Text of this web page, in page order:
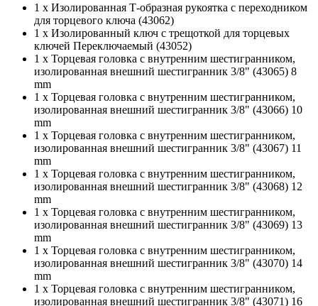
1 x Изолированная Т-образная рукоятка с переходником
для торцевого ключа (43062)
1 x Изолированный ключ с трещоткой для торцевых
ключей Переключаемый (43052)
1 x Торцевая головка с внутренним шестигранником,
изолированная внешний шестигранник 3/8" (43065) 8
mm
1 x Торцевая головка с внутренним шестигранником,
изолированная внешний шестигранник 3/8" (43066) 10
mm
1 x Торцевая головка с внутренним шестигранником,
изолированная внешний шестигранник 3/8" (43067) 11
mm
1 x Торцевая головка с внутренним шестигранником,
изолированная внешний шестигранник 3/8" (43068) 12
mm
1 x Торцевая головка с внутренним шестигранником,
изолированная внешний шестигранник 3/8" (43069) 13
mm
1 x Торцевая головка с внутренним шестигранником,
изолированная внешний шестигранник 3/8" (43070) 14
mm
1 x Торцевая головка с внутренним шестигранником,
изолированная внешний шестигранник 3/8" (43071) 16